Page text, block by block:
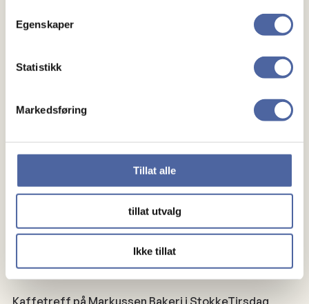
Egenskaper
Statistikk
Markedsføring
Tillat alle
tillat utvalg
Ikke tillat
Kaffetreff
Kaffetreff på Markussen Bakeri i StokkeTirsdag